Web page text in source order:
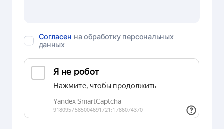
Согласен на обработку персональных
данных